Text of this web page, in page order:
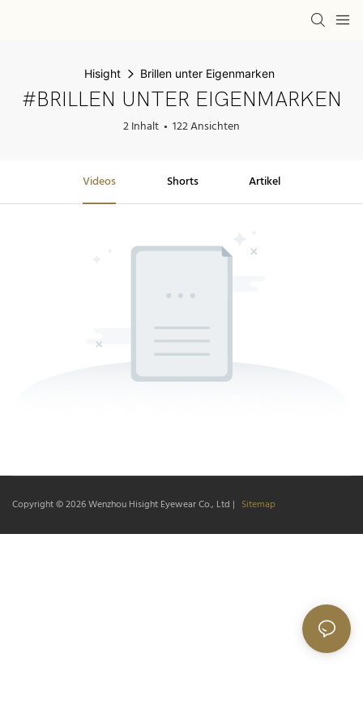
Hisight Brillen unter Eigenmarken
#BRILLEN UNTER EIGENMARKEN
2 Inhalt 122 Ansichten
Videos Shorts Artikel
Copyright © 2026Wenzhou Hisight Eyewear Co., Ltd | Sitemap